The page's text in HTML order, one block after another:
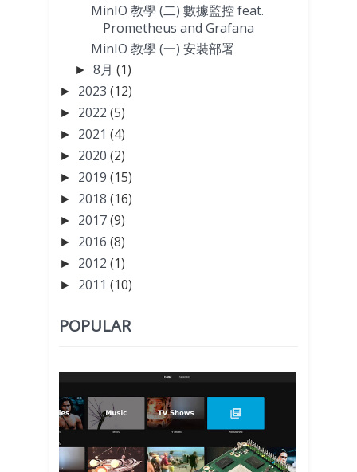
MinIO 教學 (二) 數據監控 feat.
Prometheus and Grafana
MinIO 教學 (一) 安裝部署
►8月 (1)
► 2023 (12)
► 2022 (5)
► 2021 (4)
► 2020 (2)
► 2019 (15)
► 2018 (16)
► 2017(9)
► 2016 (8)
► 2012 (1)
► 2011 (10)
POPULAR